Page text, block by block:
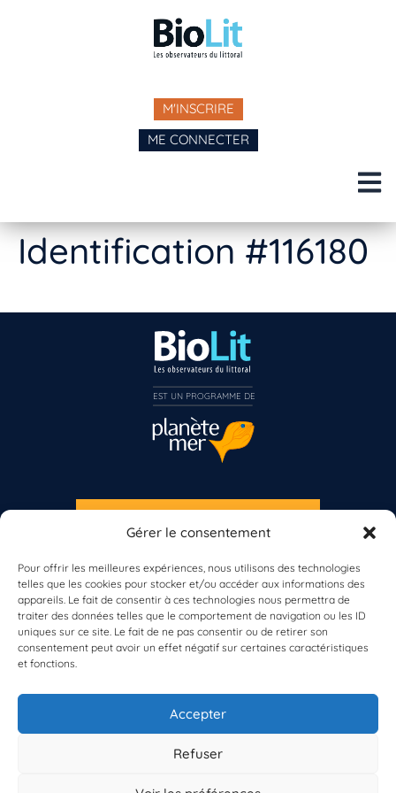
Gérer le consentement
Pour offrir les meilleures expériences, nous utilisons des technologies
telles que les cookies pour stocker et/ou accéder aux informations des
appareils. Le fait de consentir à ces technologies nous permettra de
traiter des données telles que le comportement de navigation ou les ID
uniques sur ce site. Le fait de ne pas consentir ou de retirer son
consentement peut avoir un effet négatif sur certaines caractéristiques
et fonctions.
Accepter
Refuser
M'INSCRIRE
ME CONNECTER
Identification #116180
À propos de BioLit
Vos données d'observation
Ressources
Résultats du programme
Contacts
S'INSCRIRE À LA NEWSLETTER
Vous n’êtes pas encore inscrit à Biolit ?
Inscrivez-vous dès maintenant